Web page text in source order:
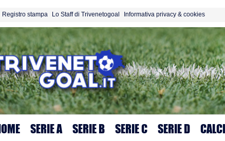
Registro stampa Lo Staff di Trivenetogoal Informativa privacy & cookies
SERIE A SERIE B SERIE C SERIE D